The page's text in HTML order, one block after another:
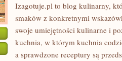
Izagotuje.pl to blog kulinarny,
smaków z konkretnymi
swoje umiejętności kulinarne i
kuchnia, w którym kuchnia
a sprawdzone receptury są